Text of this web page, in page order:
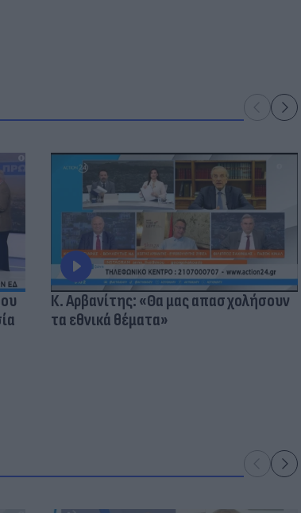
Κ. Αρβανίτης: «Θα μας απασχολήσουν
τα εθνικά θέματα»